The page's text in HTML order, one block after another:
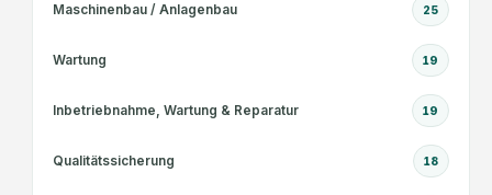
Maschinenbau / Anlagenbau 25
Wartung 19
Inbetriebnahme, Wartung & Reparatur 19
Qualitätssicherung 18